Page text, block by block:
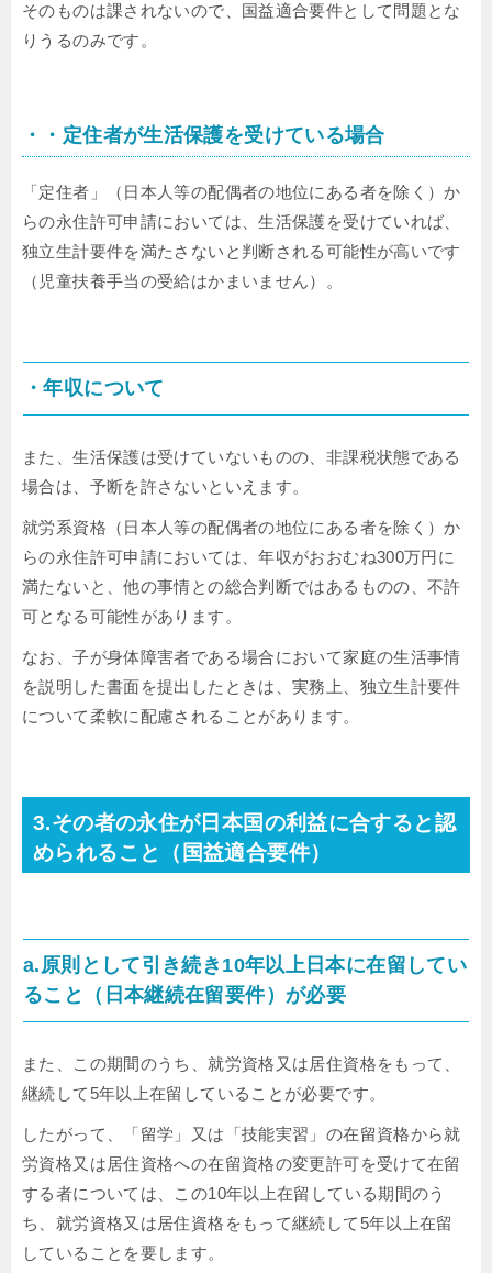
そのものは課されないので、国益適合要件として問題とな
りうるのみです。
・・定住者が生活保護を受けている場合
「定住者」（日本人等の配偶者の地位にある者を除く）か
らの永住許可申請においては、生活保護を受けていれば、
独立生計要件を満たさないと判断される可能性が高いです
（児童扶養手当の受給はかまいません）。
・年収について
また、生活保護は受けていないものの、非課税状態である
場合は、予断を許さないといえます。
就労系資格（日本人等の配偶者の地位にある者を除く）か
らの永住許可申請においては、年収がおおむね300万円に
満たないと、他の事情との総合判断ではあるものの、不許
可となる可能性があります。
なお、子が身体障害者である場合において家庭の生活事情
を説明した書面を提出したときは、実務上、独立生計要件
について柔軟に配慮されることがあります。
3.その者の永住が日本国の利益に合すると認
められること（国益適合要件）
a.原則として引き続き10年以上日本に在留してい
ること（日本継続在留要件）が必要
また、この期間のうち、就労資格又は居住資格をもって、
継続して5年以上在留していることが必要です。
したがって、「留学」又は「技能実習」の在留資格から就
労資格又は居住資格への在留資格の変更許可を受けて在留
する者については、この10年以上在留している期間のう
ち、就労資格又は居住資格をもって継続して5年以上在留
していることを要します。